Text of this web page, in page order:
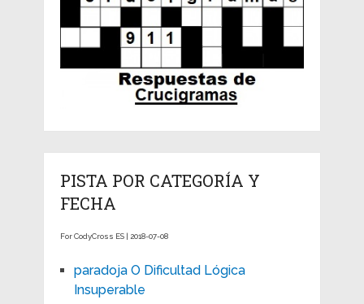
PISTA POR CATEGORÍA Y
FECHA
For CodyCross ES | 2018-07-08
paradoja O Dificultad Lógica
Insuperable